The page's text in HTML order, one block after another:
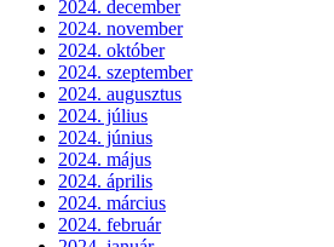
2024. december
2024. november
2024. október
2024. szeptember
2024. augusztus
2024. július
2024. június
2024. május
2024. április
2024. március
2024. február